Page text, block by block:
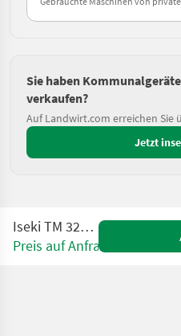
Sie haben
verkaufen?
Auf Landwirt.com erreichen Sie
Jetzt
Iseki TM 3267 AHLK
Preis auf Anfrage